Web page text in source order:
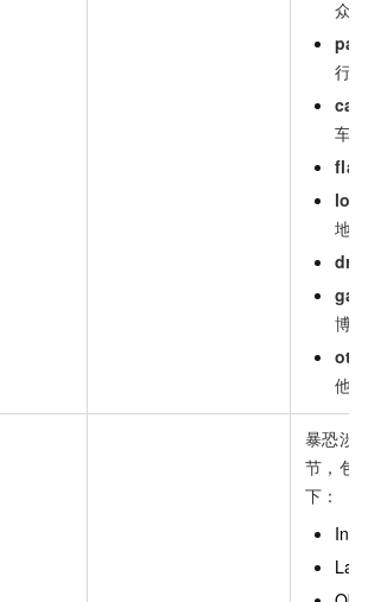
众
行
车
flag
地标
博
他
暴恐涉
节，包
下：